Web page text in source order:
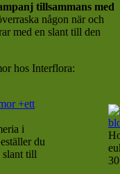
tillsammans med
någon när och
med en slant till den
hos Interflora:
i
du
slant till